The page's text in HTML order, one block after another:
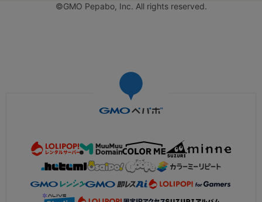
©GMO Pepabo, Inc. All rights reserved.